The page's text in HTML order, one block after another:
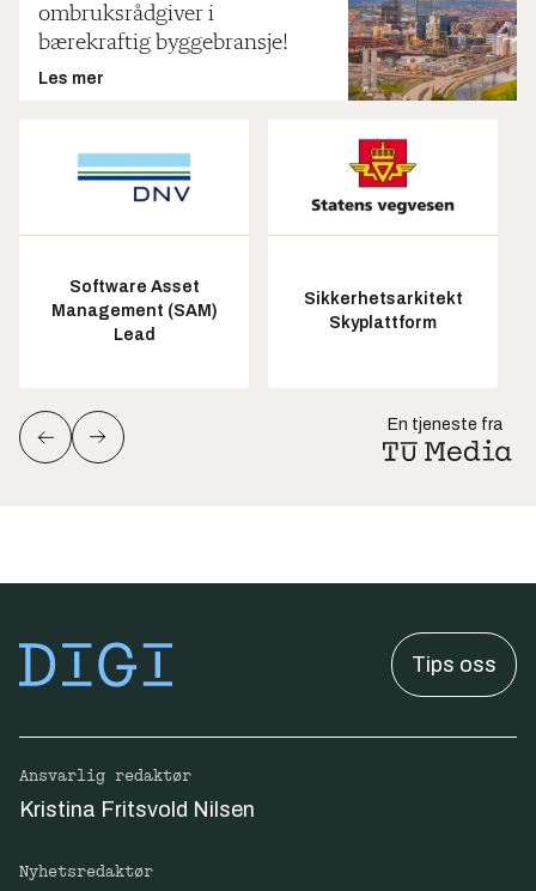
ombruksrådgiver i
bærekraftig byggebransje!
Les mer
Software Asset
Management (SAM)
Lead
Sikkerhetsarkitekt
Skyplattform
En tjeneste fra
Tips oss
Ansvarlig redaktør
Kristina Fritsvold Nilsen
Nyhetsredaktør